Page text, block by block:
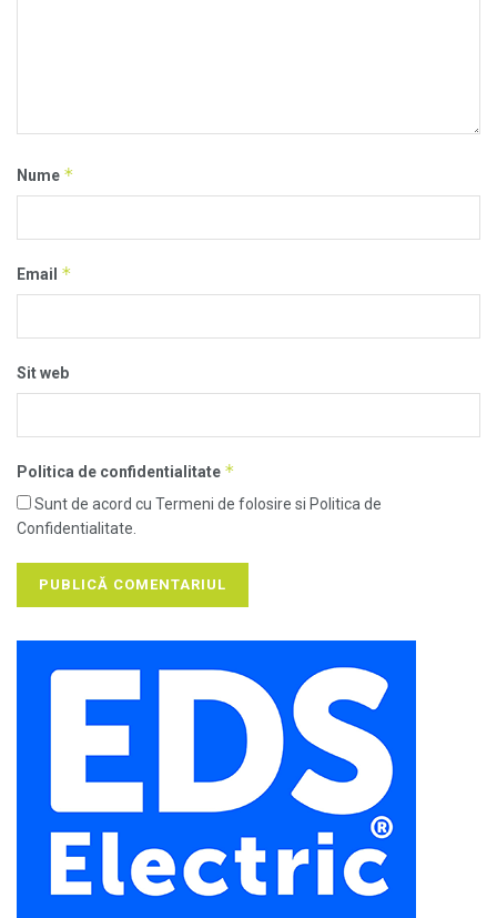
Nume *
Email *
Sit web
Politica de confidentialitate *
Sunt de acord cu Termeni de folosire si Politica de
Confidentialitate.